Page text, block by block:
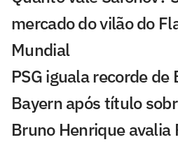
mercado do vilão do
Mundial
PSG iguala recorde de
Bayern após título
Bruno Henrique